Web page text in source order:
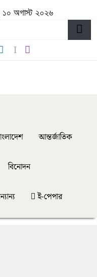
১০ অগাস্ট ২০২৬
আন্তর্জাতিক
বিনোদন
ই-পেপার